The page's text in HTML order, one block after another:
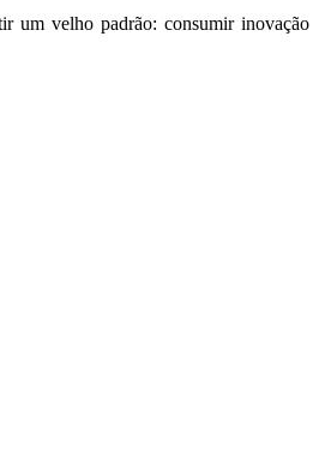
um velho padrão: consumir inovação